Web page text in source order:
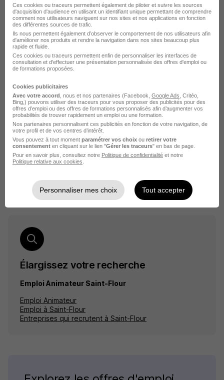
il y a 16 jours
Soyez alerté des nouvelles offres pour cette
recherche dès leur parution.
Créer mon alerte
En cliquant sur "Créer mon alerte", vous acceptez les
hellowork.com.
Élargissez votre recherche
Emploi Animateur Saint-Flour
Emploi Animateur
Emploi à Saint-Flour
Entreprises qui recrutent à Saint-Flour
Ces cookies ou traceurs permettent également de piloter et suivre les sources
d'acquisition d'audience en utilisant un identifiant unique permettant de comprendre
comment nos utilisateurs naviguent sur nos sites et nos applications en fonction
des différentes sources de trafic.
Ils nous permettent également d’observer le comportement de nos utilisateurs afin
d'améliorer nos produits et rendre la navigation dans nos sites beaucoup plus
rapide et fluide.
Ces cookies ou traceurs permettent enfin de personnaliser les interfaces de
consultation et d'effectuer une présentation personnalisée des offres d'emploi ou
de formations proposées.
Cookies publicitaires
Avec votre accord , nous et nos partenaires (Facebook, Google Ads , Critéo,
Bing,) pouvons utiliser des traceurs pour vous proposer des publicités pour des
offres d’emploi ou des offres de formations personnalisés afin d’augmenter vos
probabilités de trouver rapidement un emploi ou une formation.
Nos partenaires personnalisent ces publicités en fonction de votre navigation, de
votre profil et de vos centres d’intérêt.
Vous pouvez à tout moment paramétrer vos choix ou retirer votre
consentement en cliquant sur le lien "Gérer les traceurs" en bas de page.
Pour en savoir plus, consultez notre Politique de confidentialité et notre
Politique relative aux cookies
Personnaliser mes choix Tout accepter